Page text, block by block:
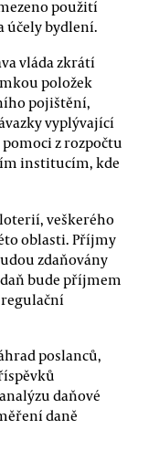
použití
účely bydlení.
vláda zkrátí
položek
pojištění,
vyplývající
z rozpočtu
institucím, kde
veškerého
oblasti. Příjmy
zdaňovány
bude příjmem
poslanců,
daňové
daně